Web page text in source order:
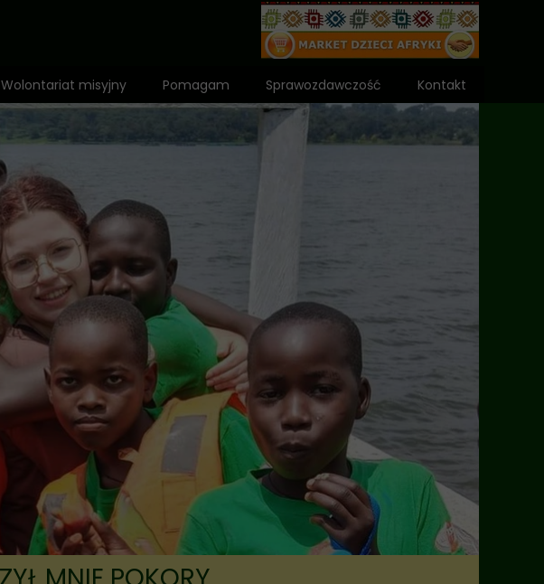
Wolontariat misyjny Pomagam Sprawozdawczość Kontakt
Wniosek o